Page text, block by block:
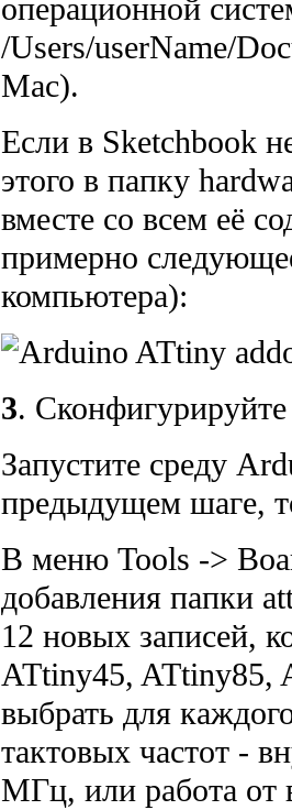
операционной
/Users/userName/
Mac).
Если в Sketchbook
этого в папку
вместе со всем её
примерно
компьютера):
3.
Запустите среду
предыдущем шаге,
В меню Tools ->
добавления папки
12 новых записей,
ATtiny45, ATtiny85,
выбрать для
тактовых частот -
МГц, или работа от